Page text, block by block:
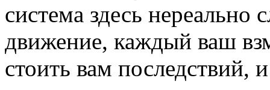
система здесь
движение, каждый ваш
стоить вам последствий,